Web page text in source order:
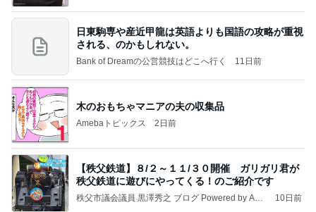
日東駒専や産近甲龍は英語よりも国語の攻略が重視
される、のかもしれない。
Bank of Dreamの公営競技はどこへ行く 11日前
木のおもちゃマニアの夫の収集品
Amebaトピックス 2日前
【秩父鉄道】８/２～１１/３０開催 ガリガリ君が
秩父鉄道に遊びにやってくる！のご紹介です
秩父市議会議員 黒澤秀之 ブログ Powered by Ame
10日前